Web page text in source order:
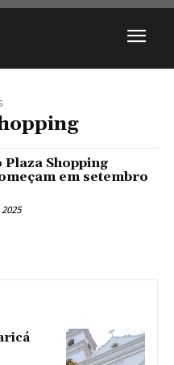
Plaza Shopping
em setembro